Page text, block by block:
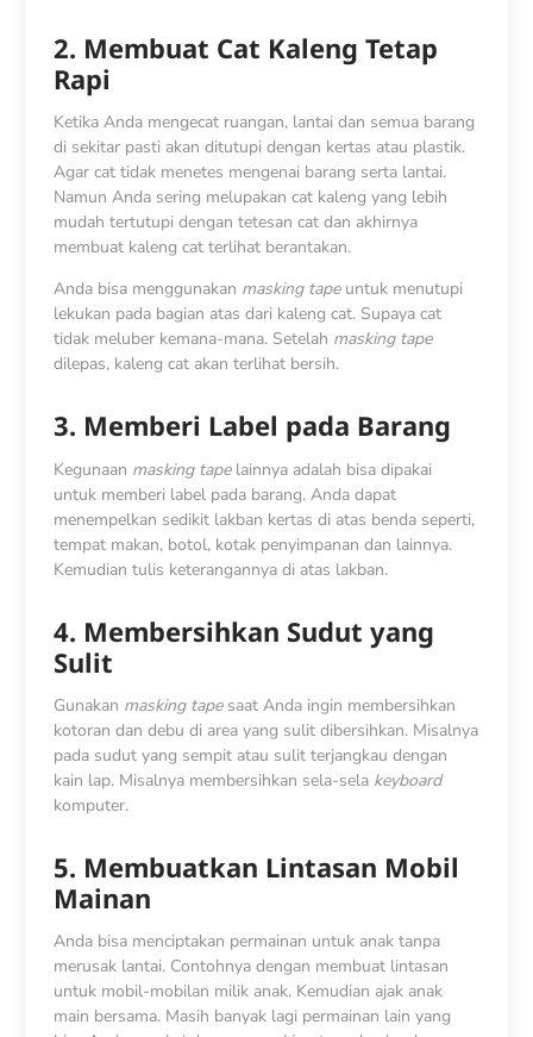
2. Membuat Cat Kaleng Tetap
Rapi
Ketika Anda mengecat ruangan, lantai dan semua barang
di sekitar pasti akan ditutupi dengan kertas atau plastik.
Agar cat tidak menetes mengenai barang serta lantai.
Namun Anda sering melupakan cat kaleng yang lebih
mudah tertutupi dengan tetesan cat dan akhirnya
membuat kaleng cat terlihat berantakan.
Anda bisa menggunakan masking tape untuk menutupi
lekukan pada bagian atas dari kaleng cat. Supaya cat
tidak meluber kemana-mana. Setelah masking tape
dilepas, kaleng cat akan terlihat bersih.
3. Memberi Label pada Barang
Kegunaan masking tape lainnya adalah bisa dipakai
untuk memberi label pada barang. Anda dapat
menempelkan sedikit lakban kertas di atas benda seperti,
tempat makan, botol, kotak penyimpanan dan lainnya.
Kemudian tulis keterangannya di atas lakban.
4. Membersihkan Sudut yang
Sulit
Gunakan masking tape saat Anda ingin membersihkan
kotoran dan debu di area yang sulit dibersihkan. Misalnya
pada sudut yang sempit atau sulit terjangkau dengan
kain lap. Misalnya membersihkan sela-sela keyboard
komputer.
5. Membuatkan Lintasan Mobil
Mainan
Anda bisa menciptakan permainan untuk anak tanpa
merusak lantai. Contohnya dengan membuat lintasan
untuk mobil-mobilan milik anak. Kemudian ajak anak
main bersama. Masih banyak lagi permainan lain yang